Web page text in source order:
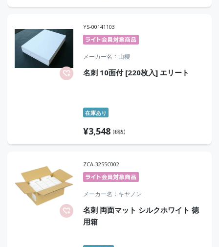
YS-00141103
メーカー名 山櫻
名刺 10面付 [220枚入] エリート
在庫あり
¥3,548 (税抜)
ZCA-3255C002
メーカー名 キヤノン
名刺 両面マット シルクホワイト 徳
用箱